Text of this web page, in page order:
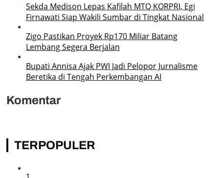
Sekda Medison Lepas Kafilah MTQ KORPRI, Egi
Firnawati Siap Wakili Sumbar di Tingkat Nasional
Zigo Pastikan Proyek Rp170 Miliar Batang
Lembang Segera Berjalan
Bupati Annisa Ajak PWI Jadi Pelopor Jurnalisme
Beretika di Tengah Perkembangan AI
Komentar
TERPOPULER
1